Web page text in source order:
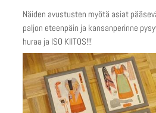
Näiden avustusten myötä asiat
paljon eteenpäin ja kansanperinne
huraa ja ISO KIITOS!!!